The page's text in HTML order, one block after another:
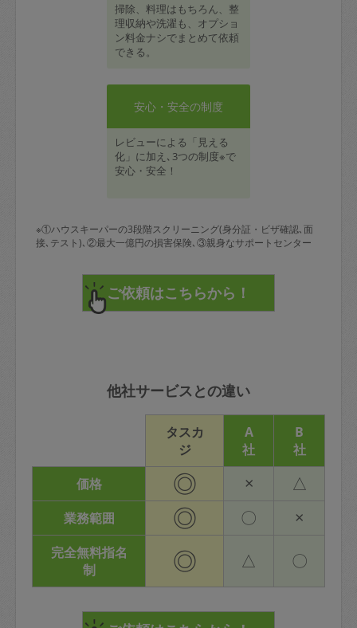
掃除、料理はもちろん、整
理収納や洗濯も、オプショ
ン料金ナシでまとめて依頼
できる。
安心・安全の制度
レビューによる「見える
化」に加え､3つの制度※で
安心・安全！
※①ハウスキーパーの3段階スクリーニング(身分証・ビザ確認､面
接､テスト)､②最大一億円の損害保険､③親身なサポートセンター
他社サービスとの違い
タスカ
ジ
A
社
B
社
価格
◎ × △
業務範囲 ◎ 〇 ×
完全無料指名
制
◎ △ 〇